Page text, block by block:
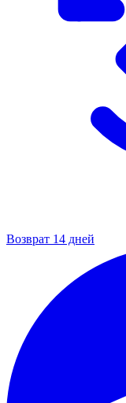
Возврат 14 дней